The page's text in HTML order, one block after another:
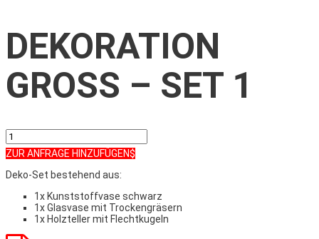
DEKORATION
GROSS – SET 1
Dekoration
groß
-
Set
1
Menge
ZUR ANFRAGE HINZUFÜGEN
Deko-Set bestehend aus:
1x Kunststoffvase schwarz
1x Glasvase mit Trockengräsern
1x Holzteller mit Flechtkugeln